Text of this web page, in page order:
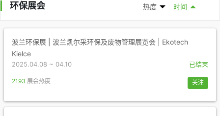
环保展会 热度 时间
波兰环保展 | 波兰凯尔采环保及废物管理展览会 | Ekotech
Kielce
2025.04.08 ~ 04.10 已结束
2193 展会热度 关注